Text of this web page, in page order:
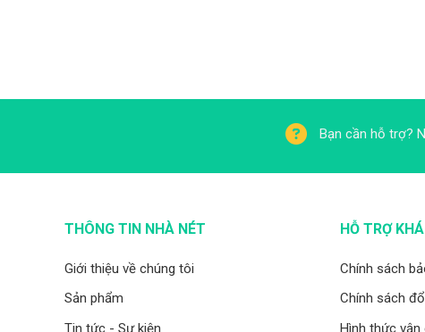
Bạn cần hỗ trợ?
THÔNG TIN NHÀ NÉT
Giới thiệu về chúng tôi
Sản phẩm
Tin tức - Sự kiện
HỖ TRỢ
Chính sách
Chính sách
Hình thức vận